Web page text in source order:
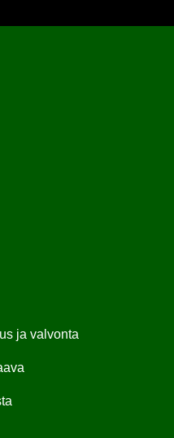
ja val­von­ta